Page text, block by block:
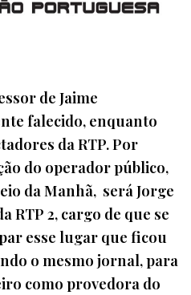
de Jaime
falecido, enquanto
da RTP. Por
do operador público,
da Manhã, será Jorge
RTP 2, cargo de que se
esse lugar que ficou
o mesmo jornal, para
como provedora do